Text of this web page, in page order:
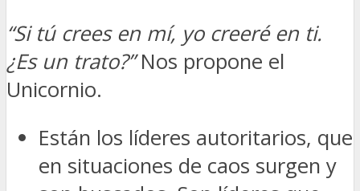
“Si tú crees en mí, yo creeré en ti.
¿Es un trato?”Nos propone el
Unicornio.
Están los líderes autoritarios, que
en situaciones de caos surgen y